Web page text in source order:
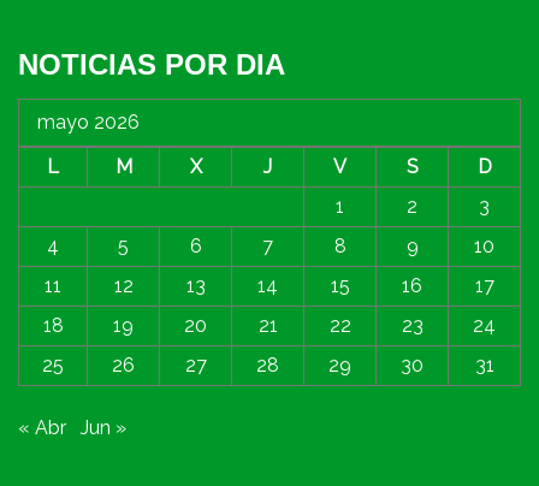
NOTICIAS POR DIA
mayo 2026
L
M X J V S
D
1
2
3
4
5 6 7 8 9
10
11
12 13 14 15 16
17
18
19 20 21 22 23
24
25
26 27 28 29 30 31
« Abr Jun »